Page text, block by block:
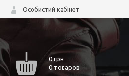
Особистий кабінет
0грн.
0 товаров